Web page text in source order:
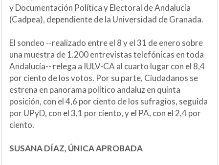
y Documentación Política y Electoral de Andalucía
(Cadpea), dependiente de la Universidad de Granada.
El sondeo --realizado entre el 8 y el 31 de enero sobre
una muestra de 1.200 entrevistas telefónicas en toda
Andalucía-- relega a IULV-CA al cuarto lugar con el 8,4
por ciento de los votos. Por su parte, Ciudadanos se
estrena en panorama político andaluz en quinta
posición, con el 4,6 por ciento de los sufragios, seguida
por UPyD, con el 3,1 por ciento, y el PA, con el 2,4 por
ciento.
SUSANA DÍAZ, ÚNICA APROBADA